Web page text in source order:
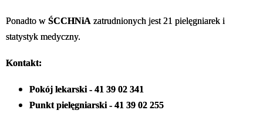
Ponadto w ŚCCHNiA zatrudnionych jest 21 pielęgniarek i
statystyk medyczny.
Kontakt:
Pokój lekarski - 41 39 02 341
Punkt pielęgniarski - 41 39 02 255